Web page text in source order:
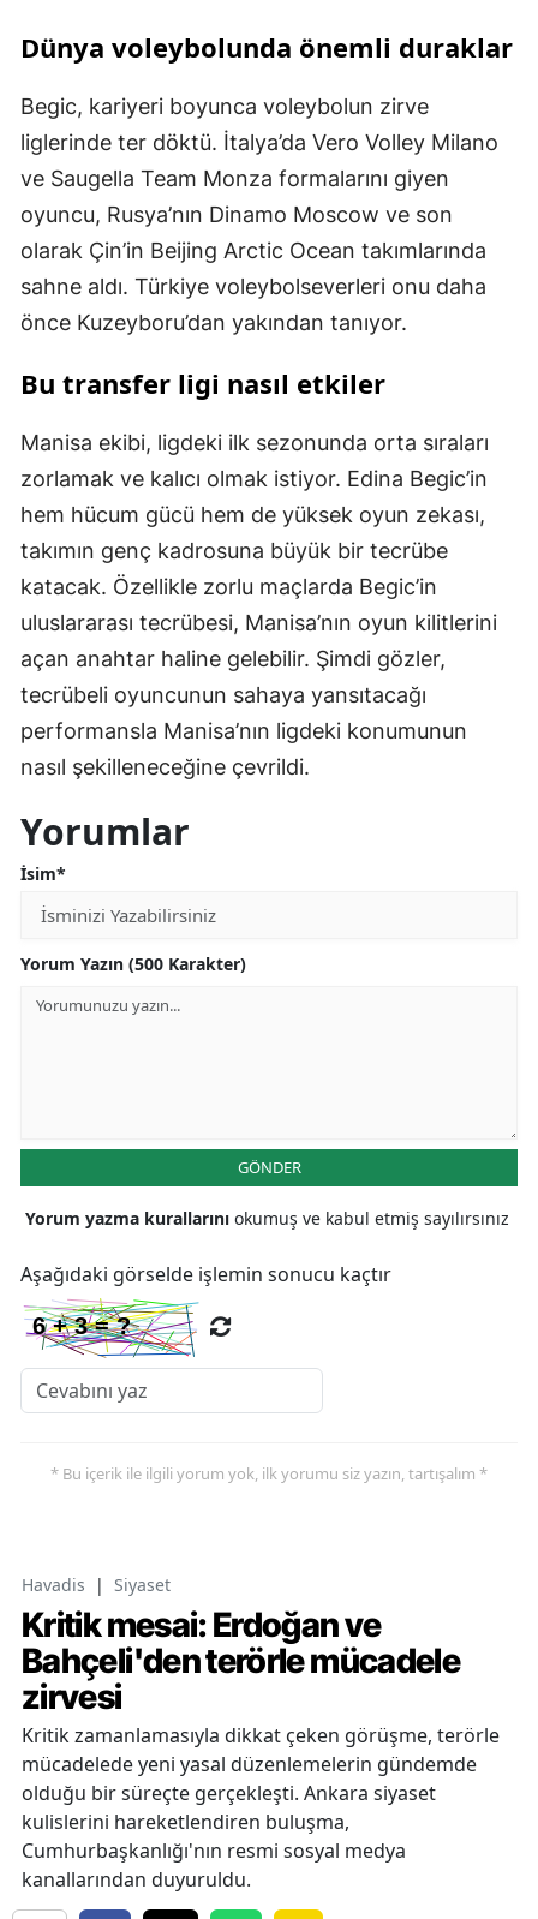
Dünya voleybolunda önemli duraklar
Begic, kariyeri boyunca voleybolun zirve
liglerinde ter döktü. İtalya’da Vero Volley Milano
ve Saugella Team Monza formalarını giyen
oyuncu, Rusya’nın Dinamo Moscow ve son
olarak Çin’in Beijing Arctic Ocean takımlarında
sahne aldı. Türkiye voleybolseverleri onu daha
önce Kuzeyboru’dan yakından tanıyor.
Bu transfer ligi nasıl etkiler
Manisa ekibi, ligdeki ilk sezonunda orta sıraları
zorlamak ve kalıcı olmak istiyor. Edina Begic’in
hem hücum gücü hem de yüksek oyun zekası,
takımın genç kadrosuna büyük bir tecrübe
katacak. Özellikle zorlu maçlarda Begic’in
uluslararası tecrübesi, Manisa’nın oyun kilitlerini
açan anahtar haline gelebilir. Şimdi gözler,
tecrübeli oyuncunun sahaya yansıtacağı
performansla Manisa’nın ligdeki konumunun
nasıl şekilleneceğine çevrildi.
Yorumlar
İsim*
Yorum Yazın (500 Karakter)
GÖNDER
Yorum yazma kurallarını okumuş ve kabul etmiş sayılırsınız
Aşağıdaki görselde işlemin sonucu kaçtır
* Bu içerik ile ilgili yorum yok, ilk yorumu siz yazın, tartışalım *
Havadis | Siyaset
Kritik mesai: Erdoğan ve
Bahçeli'den terörle mücadele
zirvesi
Kritik zamanlamasıyla dikkat çeken görüşme, terörle
mücadelede yeni yasal düzenlemelerin gündemde
olduğu bir süreçte gerçekleşti. Ankara siyaset
kulislerini hareketlendiren buluşma,
Cumhurbaşkanlığı'nın resmi sosyal medya
kanallarından duyuruldu.